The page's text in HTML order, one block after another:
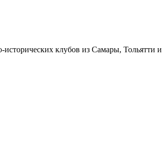
клубов из Самары, Тольятти и